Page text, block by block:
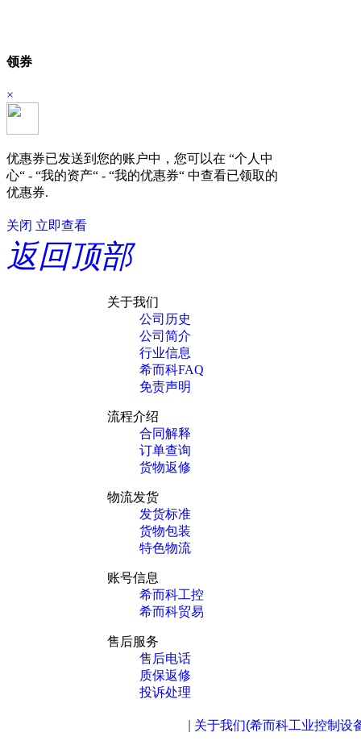
领券
×
优惠券已发送到您的账户中，您可以在 “个人中
心“ - “我的资产“ - “我的优惠券“ 中查看已领取的
优惠券.
关闭 立即查看
返回顶部
关于我们
公司历史
公司简介
行业信息
希而科FAQ
免责声明
流程介绍
合同解释
订单查询
货物返修
物流发货
发货标准
货物包装
特色物流
账号信息
希而科工控
希而科贸易
售后服务
售后电话
质保返修
投诉处理
关于我们(希而科工业控制设